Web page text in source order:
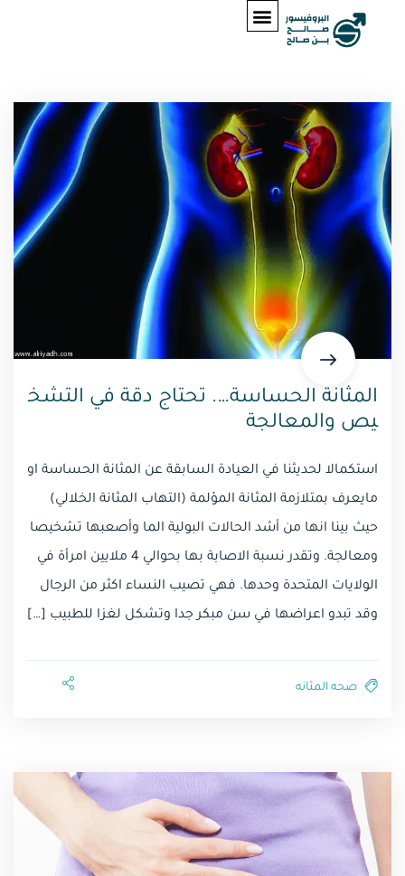
المثانة الحساسة…. تحتاج دقة في التشخ
يص والمعالجة
استكمالا لحديثنا في العيادة السابقة عن المثانة الحساسة او
مايعرف بمتلازمة المثانة المؤلمة (التهاب المثانة الخلالي)
حيث بينا انها من أشد الحالات البولية الما وأصعبها تشخيصا
ومعالجة. وتقدر نسبة الاصابة بها بحوالي 4 ملايين امرأة في
الولايات المتحدة وحدها. فهي تصيب النساء اكثر من الرجال
وقد تبدو اعراضها في سن مبكر جدا وتشكل لغزا للطبيب […]
صحه المثانه⁩